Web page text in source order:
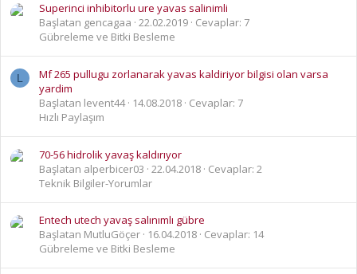
Superinci inhibitorlu ure yavas salinimli
Başlatan gencagaa 22.02.2019 Cevaplar: 7
Gübreleme ve Bitki Besleme
L
Mf 265 pullugu zorlanarak yavas kaldiriyor bilgisi olan varsa
yardim
Başlatan levent44
14.08.2018 Cevaplar: 7
Hızlı Paylaşım
70-56 hidrolik yavaş kaldırıyor
Başlatan alperbicer03 22.04.2018 Cevaplar: 2
Teknik Bilgiler-Yorumlar
Entech utech yavaş salınımlı gübre
Başlatan MutluGöçer
16.04.2018 Cevaplar: 14
Gübreleme ve Bitki Besleme